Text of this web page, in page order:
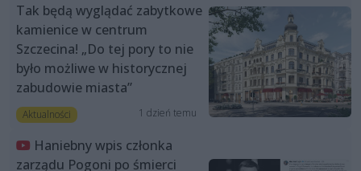
Tak będą wyglądać zabytkowe
kamienice w centrum
Szczecina! „Do tej pory to nie
było możliwe w historycznej
zabudowie miasta”
Aktualności 1 dzień temu
Haniebny wpis członka
zarządu Pogoni po śmierci